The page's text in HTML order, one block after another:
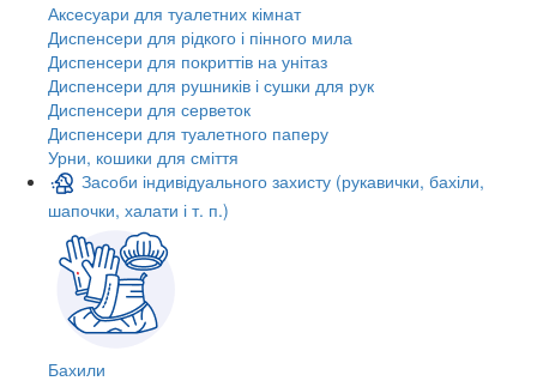
Аксесуари для туалетних кімнат
Диспенсери для рідкого і пінного мила
Диспенсери для покриттів на унітаз
Диспенсери для рушників і сушки для рук
Диспенсери для серветок
Диспенсери для туалетного паперу
Урни, кошики для сміття
Засоби індивідуального захисту (рукавички, бахіли,
шапочки, халати і т. п.)
Бахили